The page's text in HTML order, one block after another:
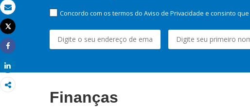
Email
Imprimir
Tweet
Share
Concordo com os termos do Aviso de Privacidade e consinto
Finanças